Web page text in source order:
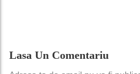
Lasa Un Comentariu